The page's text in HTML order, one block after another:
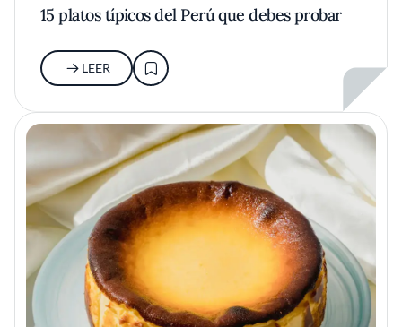
15 platos típicos del Perú que debes probar
LEER